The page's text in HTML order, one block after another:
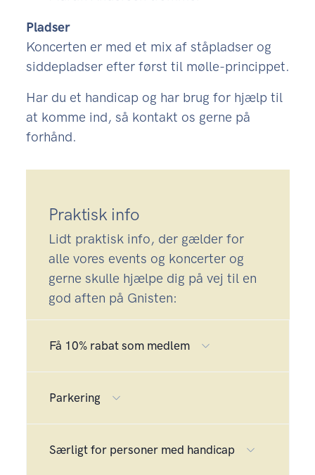
Pladser
Koncerten er med et mix af ståpladser og
siddepladser efter først til mølle-princippet.
Har du et handicap og har brug for hjælp til
at komme ind, så kontakt os gerne på
forhånd.
Praktisk info
Lidt praktisk info, der gælder for
alle vores events og koncerter og
gerne skulle hjælpe dig på vej til en
god aften på Gnisten:
Få 10% rabat som medlem
Parkering
Særligt for personer med handicap